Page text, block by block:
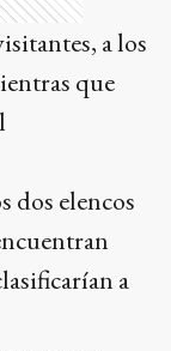
a los
que
dos elencos
a